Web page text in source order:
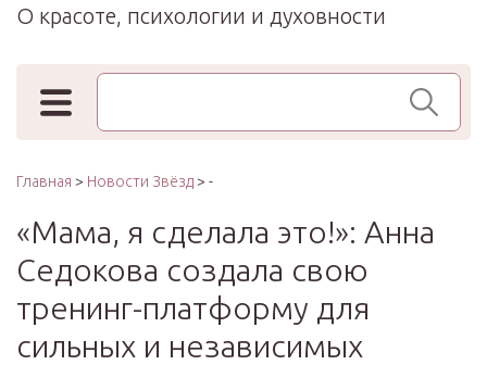
О красоте, психологии и духовности
Поиск по сайту
Главная > Новости Звёзд> -
«Мама, я сделала это!»: Анна
Седокова создала свою
тренинг-платформу для
сильных и независимых